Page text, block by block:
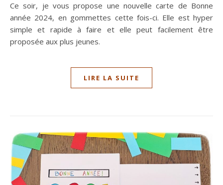
Ce soir, je vous propose une nouvelle carte de Bonne
année 2024, en gommettes cette fois-ci. Elle est hyper
simple et rapide à faire et elle peut facilement être
proposée aux plus jeunes.
LIRE LA SUITE